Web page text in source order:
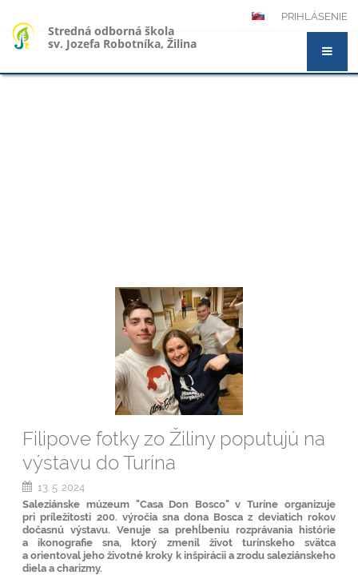
PRIHLÁSENIE
Stredná odborná škola
sv. Jozefa Robotníka, Žilina
Filipove fotky zo Žiliny poputujú na
výstavu do Turína
13. 5. 2024
Saleziánske múzeum "Casa Don Bosco" v Turíne organizuje
pri príležitosti 200. výročia sna dona Bosca z deviatich rokov
dočasnú výstavu. Venuje sa prehĺbeniu rozprávania histórie
a ikonografie sna, ktorý zmenil život turínskeho svätca
a orientoval jeho životné kroky k inšpirácii a zrodu saleziánskeho
diela a charizmy.